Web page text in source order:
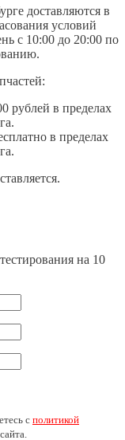
доставляются в
условий
с 10:00 до 20:00 по
рублей в пределах
в пределах
на 10
с политикой